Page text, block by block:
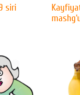
siri